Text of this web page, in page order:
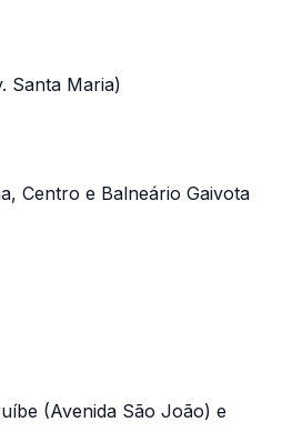
Santa Maria)
Centro e Balneário Gaivota
(Avenida São João) e